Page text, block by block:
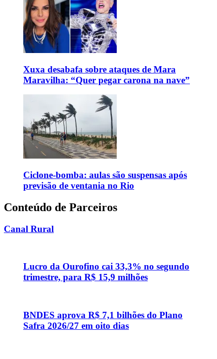
Xuxa desabafa sobre ataques de Mara
Maravilha: “Quer pegar carona na nave”
Ciclone-bomba: aulas são suspensas após
previsão de ventania no Rio
Conteúdo de Parceiros
Canal Rural
Lucro da Ourofino cai 33,3% no segundo
trimestre, para R$ 15,9 milhões
BNDES aprova R$ 7,1 bilhões do Plano
Safra 2026/27 em oito dias